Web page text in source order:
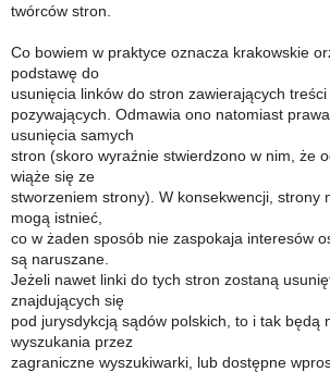
twórców stron.
Co bowiem w praktyce oznacza krakowskie
podstawę do
usunięcia linków do stron zawierających
pozywających. Odmawia ono natomiast
usunięcia samych
stron (skoro wyraźnie stwierdzono w nim, że
wiąże się ze
stworzeniem strony). W konsekwencji, strony
mogą istnieć,
co w żaden sposób nie zaspokaja interesów
są naruszane.
Jeżeli nawet linki do tych stron zostaną
znajdujących się
pod jurysdykcją sądów polskich, to i tak będą
wyszukania przez
zagraniczne wyszukiwarki, lub dostępne